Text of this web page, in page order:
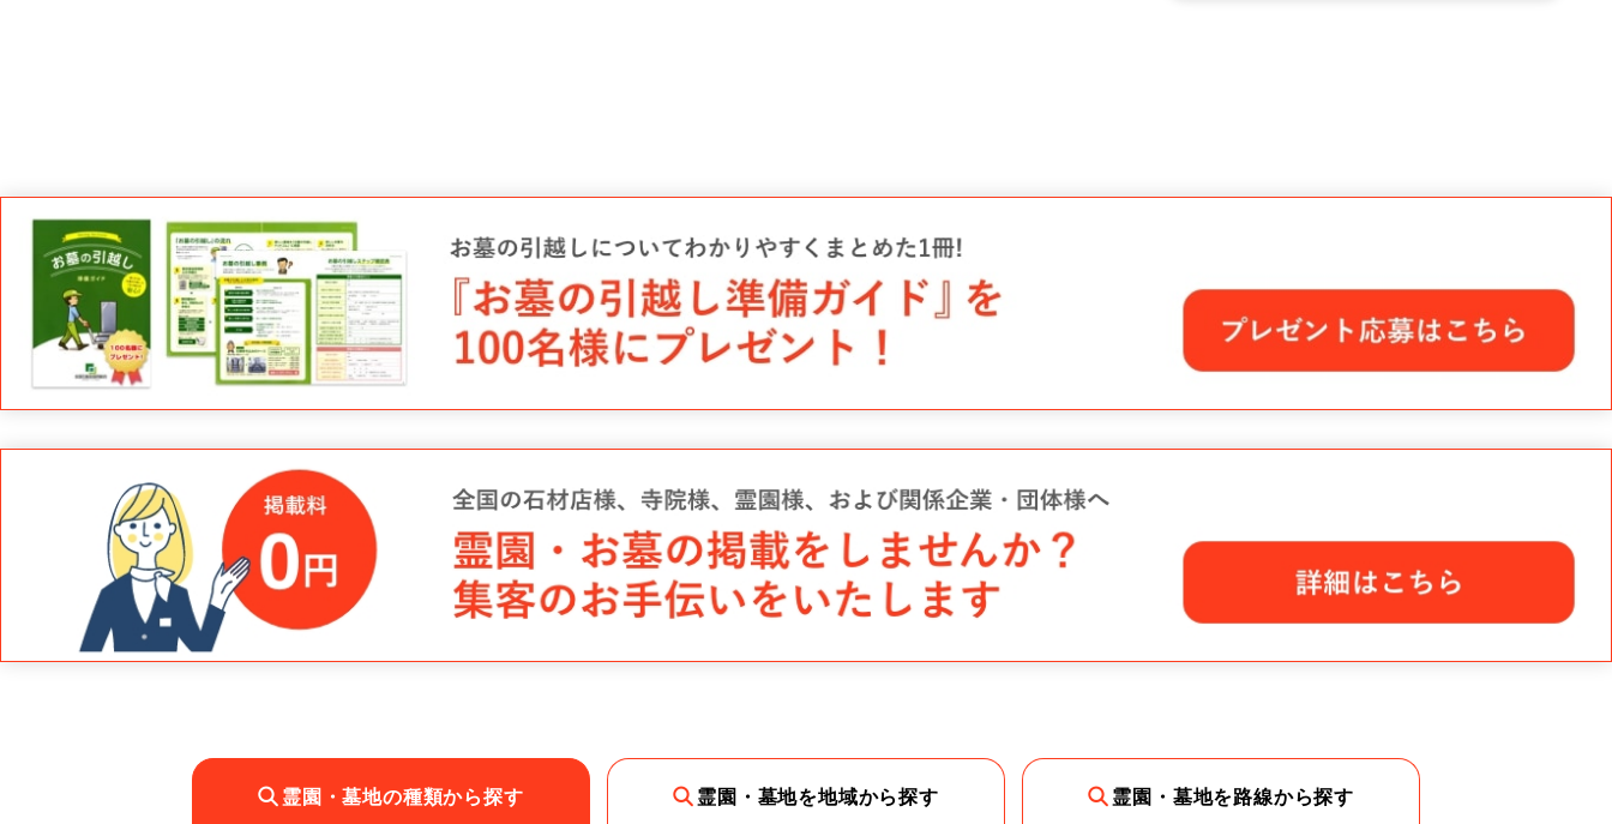
霊園・墓地の種類から探す 霊園・墓地を地域から探す 霊園・墓地を路線から探す